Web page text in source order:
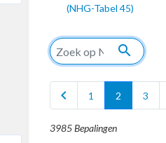
(NHG-Tabel 45)
search
chevron_left 1 2 3
3985 Bepalingen